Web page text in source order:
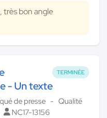
très bon angle
TERMINÉE
- Un texte
de presse
Qualité
NC17-13156